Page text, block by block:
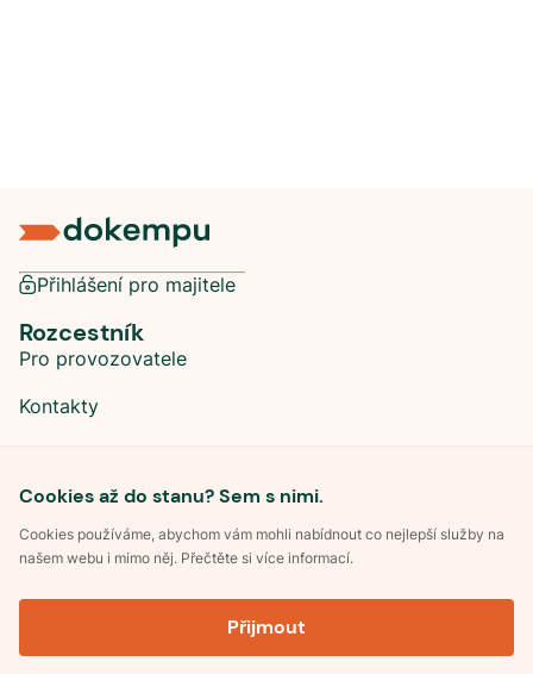
Cookies až do stanu? Sem s nimi.
Cookies používáme, abychom vám mohli nabídnout co nejlepší služby na
našem webu i mimo něj. Přečtěte si více informací.
Přijmout
Přihlášení pro majitele
Rozcestník
Pro provozovatele
Kontakty
Sociální sítě